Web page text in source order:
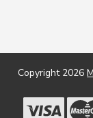
Copyright 2026